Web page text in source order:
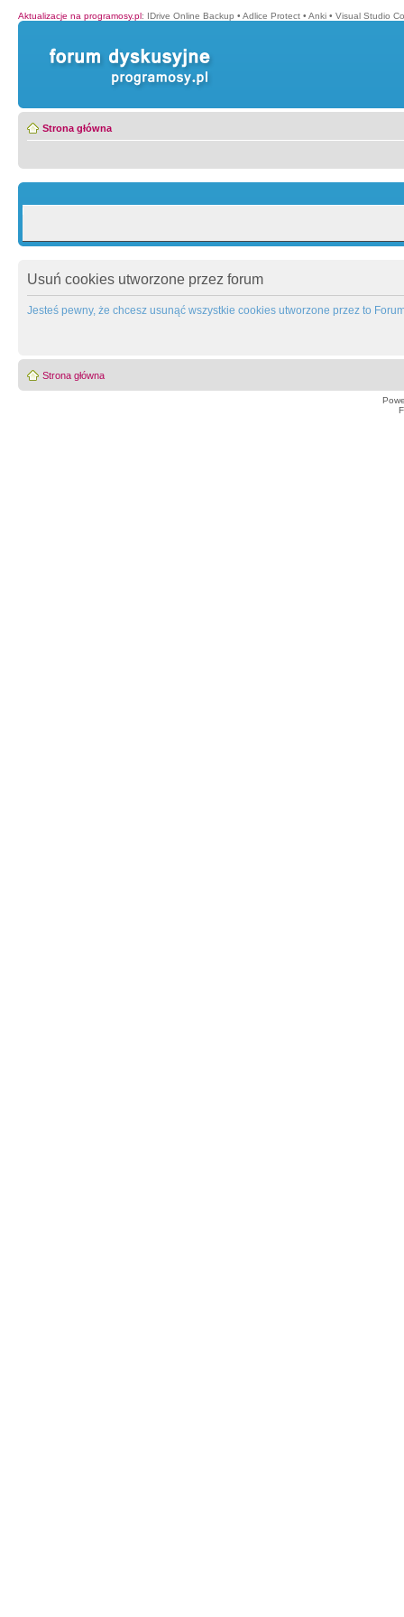
Aktualizacje na programosy.pl: IDrive Online Backup • Adlice Protect • Anki • Visual Studio
Strona główna
Usuń cookies utworzone przez forum
Jesteś pewny, że chcesz usunąć wszystkie cookies utworzone przez to
Strona główna